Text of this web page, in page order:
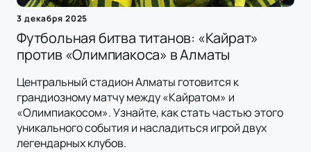
3 декабря 2025
Футбольная битва титанов: «Кайрат»
против «Олимпиакоса» в Алматы
Центральный стадион Алматы готовится к
грандиозному матчу между «Кайратом» и
«Олимпиакосом». Узнайте, как стать частью этого
уникального события и насладиться игрой двух
легендарных клубов.